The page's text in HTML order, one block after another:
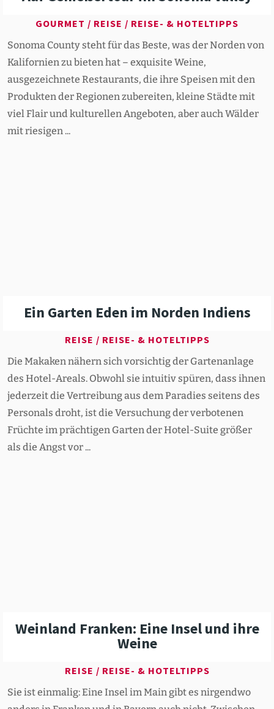
GOURMET / REISE / REISE- & HOTELTIPPS
Sonoma County steht für das Beste, was der Norden von
Kalifornien zu bieten hat – exquisite Weine,
ausgezeichnete Restaurants, die ihre Speisen mit den
Produkten der Regionen zubereiten, kleine Städte mit
viel Flair und kulturellen Angeboten, aber auch Wälder
mit riesigen ...
Ein Garten Eden im Norden Indiens
REISE / REISE- & HOTELTIPPS
Die Makaken nähern sich vorsichtig der Gartenanlage
des Hotel-Areals. Obwohl sie intuitiv spüren, dass ihnen
jederzeit die Vertreibung aus dem Paradies seitens des
Personals droht, ist die Versuchung der verbotenen
Früchte im prächtigen Garten der Hotel-Suite größer
als die Angst vor ...
Weinland Franken: Eine Insel und ihre
Weine
REISE / REISE- & HOTELTIPPS
Sie ist einmalig: Eine Insel im Main gibt es nirgendwo